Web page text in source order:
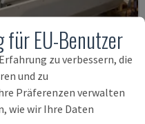
STD
EU-Benutzer
zu verbessern, die
und zu
Präferenzen verwalten
wie wir Ihre Daten